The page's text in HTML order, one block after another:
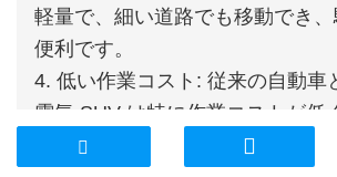
軽量で、細い道路でも移動でき
便利です。
4. 低い作業コスト: 従来の自動車
電気 SUV は特に作業コストが低
電気を使用するため、再充電が非